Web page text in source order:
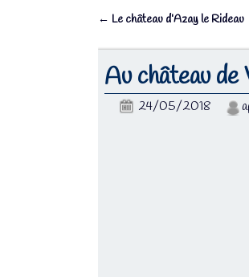
← Le château d’Azay le Rideau
Au château
24/05/2018